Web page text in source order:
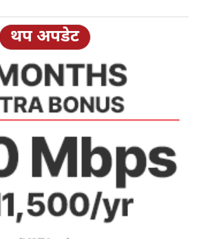
थप अपडेट